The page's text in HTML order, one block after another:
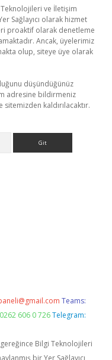
Teknolojileri ve İletişim
Sağlayıcı olarak hizmet
proaktif olarak denetleme
Ancak, üyelerimiz
olup, siteye üye olarak
düşündüğünüz
adresine bildirmeniz
kaldırılacaktır.
Teams:
606 0 726 Telegram:
gereğince Bilgi Teknolojileri
bir Yer Sağlayıcı